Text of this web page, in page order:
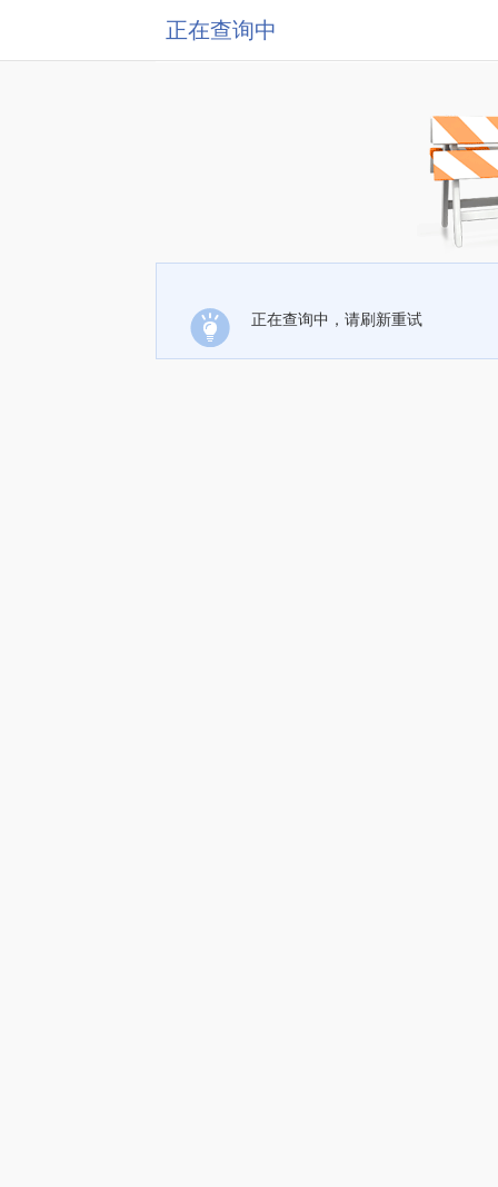
正在查询中
正在查询中，请刷新重试